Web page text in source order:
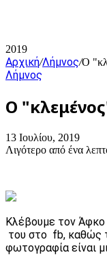
2019
Αρχική/Λήμνος/Ο
Λήμνος
Ο
13 Ιουλίου, 2019
Λιγότερο από ένα
Κλέβουμε τον Άφκο
του στο fb, καθώς
φωτογραφία είναι